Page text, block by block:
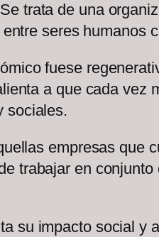
trata de una
seres humanos
fuese
a que cada
sociales.
empresas que
trabajar en
su impacto social